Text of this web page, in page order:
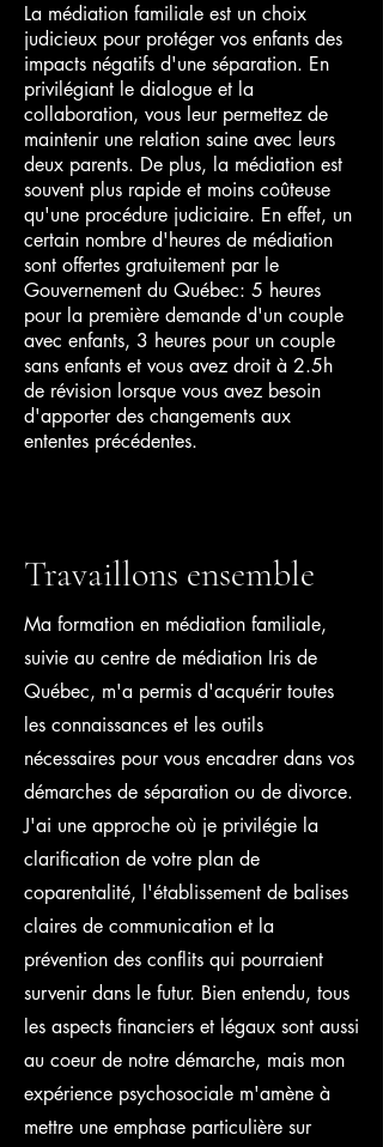
La médiation familiale est un choix
judicieux pour protéger vos enfants des
impacts négatifs d'une séparation. En
privilégiant le dialogue et la
collaboration, vous leur permettez de
maintenir une relation saine avec leurs
deux parents. De plus, la médiation est
souvent plus rapide et moins coûteuse
qu'une procédure judiciaire. En effet, un
certain nombre d'heures de médiation
sont offertes gratuitement par le
Gouvernement du Québec: 5 heures
pour la première demande d'un couple
avec enfants, 3 heures pour un couple
sans enfants et vous avez droit à 2.5h
de révision lorsque vous avez besoin
d'apporter des changements aux
ententes précédentes.
Travaillons ensemble
Ma formation en médiation familiale,
suivie au centre de médiation Iris de
Québec, m'a permis d'acquérir toutes
les connaissances et les outils
nécessaires pour vous encadrer dans vos
démarches de séparation ou de divorce.
J'ai une approche où je privilégie la
clarification de votre plan de
coparentalité, l'établissement de balises
claires de communication et la
prévention des conflits qui pourraient
survenir dans le futur. Bien entendu, tous
les aspects financiers et légaux sont aussi
au coeur de notre démarche, mais mon
expérience psychosociale m'amène à
mettre une emphase particulière sur